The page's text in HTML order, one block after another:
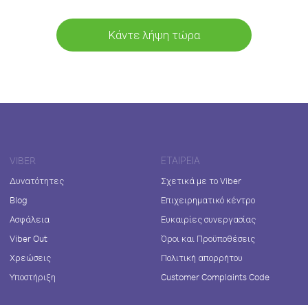
Κάντε λήψη τώρα
VIBER
Δυνατότητες
Blog
Ασφάλεια
Viber Out
Χρεώσεις
Υποστήριξη
ΕΤΑΙΡΕΊΑ
Σχετικά με το Viber
Επιχειρηματικό κέντρο
Ευκαιρίες συνεργασίας
Όροι και Προϋποθέσεις
Πολιτική απορρήτου
Customer Complaints Code